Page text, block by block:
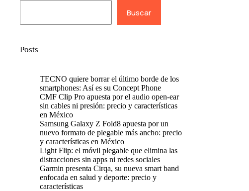
Buscar
Posts
TECNO quiere borrar el último borde de los
smartphones: Así es su Concept Phone
CMF Clip Pro apuesta por el audio open-ear
sin cables ni presión: precio y características
en México
Samsung Galaxy Z Fold8 apuesta por un
nuevo formato de plegable más ancho: precio
y características en México
Light Flip: el móvil plegable que elimina las
distracciones sin apps ni redes sociales
Garmin presenta Cirqa, su nueva smart band
enfocada en salud y deporte: precio y
características